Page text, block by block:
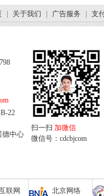
关于我们 广告服务 支
22
德中心
扫一扫 加微信
微信号：cdcbjcom
联网
北京网络